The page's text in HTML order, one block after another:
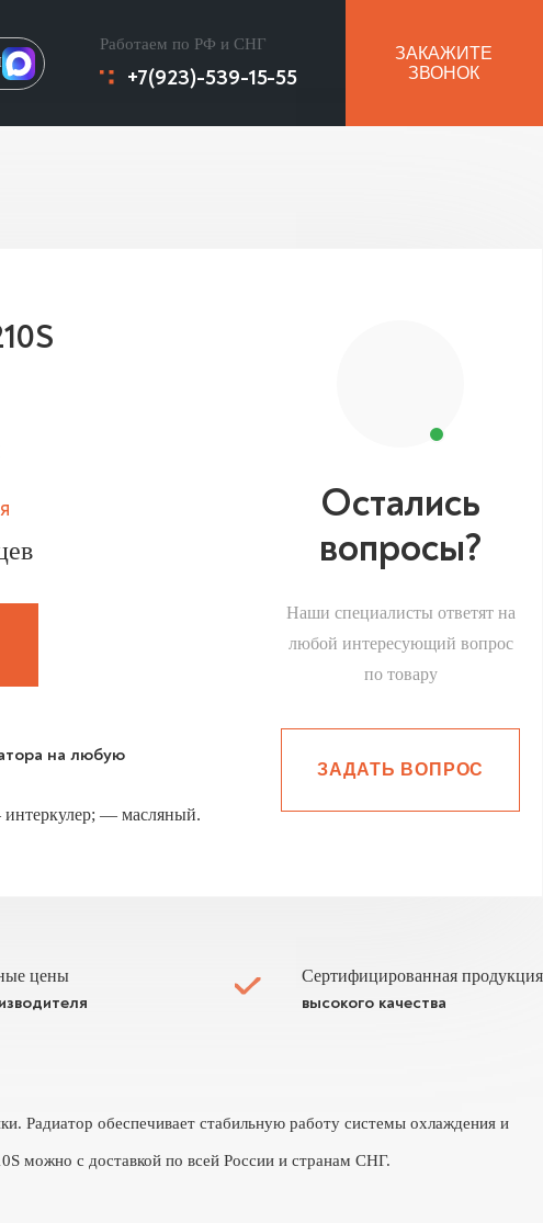
Работаем по РФ и СНГ
+7(923)-539-15-55
ЗАКАЖИТЕ
ЗВОНОК
на любую
— масляный.
Остались
вопросы?
Наши специалисты ответят на
любой интересующий вопрос
по товару
ЗАДАТЬ ВОПРОС
цены Сертифицированная продукция
высокого качества
Радиатор обеспечивает стабильную работу системы охлаждения и
можно с доставкой по всей России и странам СНГ.